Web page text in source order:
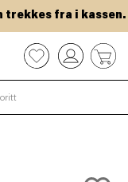
fra i kassen.
0